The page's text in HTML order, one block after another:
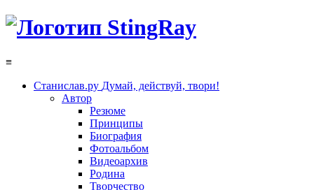
≡
Станислав.ру Думай, действуй, твори!
Автор
Резюме
Принципы
Биография
Фотоальбом
Видеоархив
Родина
Творчество